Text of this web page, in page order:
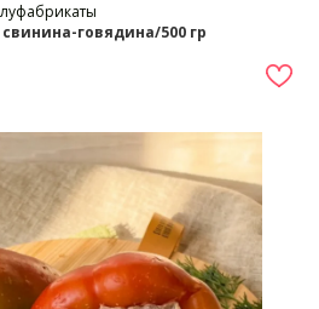
говядина/500 гр